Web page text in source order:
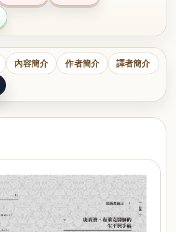
內容簡介 作者簡介 譯者簡介